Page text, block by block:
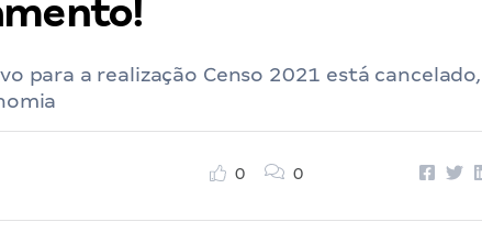
para a realização Censo 2021 está cancelado,
0 0